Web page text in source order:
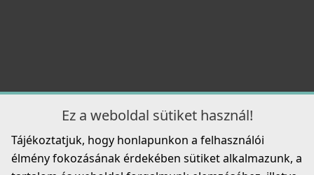
Ez a weboldal sütiket használ!
Tájékoztatjuk, hogy honlapunkon a felhasználói
élmény fokozásának érdekében sütiket alkalmazunk, a